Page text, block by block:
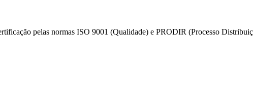
pelas normas ISO 9001 (Qualidade) e PRODIR (Processo